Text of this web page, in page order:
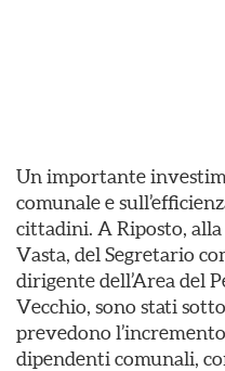
Un importante
comunale e
cittadini. A Riposto, alla
Vasta, del Segretario
dirigente dell’Area del
Vecchio, sono stati
prevedono
dipendenti comunali,